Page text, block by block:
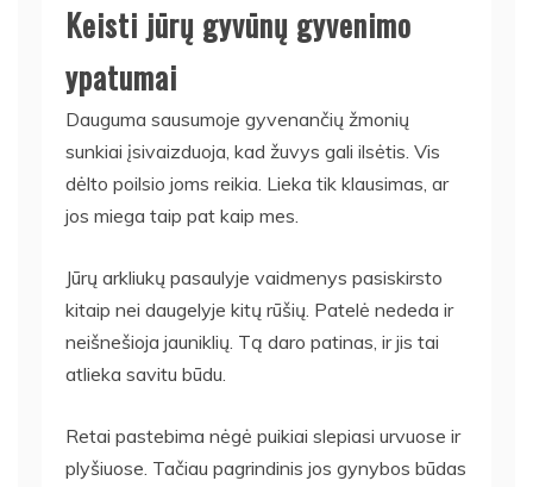
Keisti jūrų gyvūnų gyvenimo
ypatumai
Dauguma sausumoje gyvenančių žmonių
sunkiai įsivaizduoja, kad žuvys gali ilsėtis. Vis
dėlto poilsio joms reikia. Lieka tik klausimas, ar
jos miega taip pat kaip mes.
Jūrų arkliukų pasaulyje vaidmenys pasiskirsto
kitaip nei daugelyje kitų rūšių. Patelė nededa ir
neišnešioja jauniklių. Tą daro patinas, ir jis tai
atlieka savitu būdu.
Retai pastebima nėgė puikiai slepiasi urvuose ir
plyšiuose. Tačiau pagrindinis jos gynybos būdas